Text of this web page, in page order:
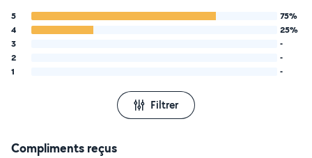
5
75%
4
25%
3
-
2
-
1
-
Filtrer
Compliments reçus